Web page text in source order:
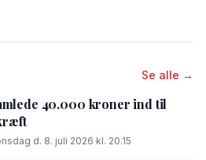
Se alle →
40.000 kroner ind til
d. 8. juli 2026 kl. 20.15